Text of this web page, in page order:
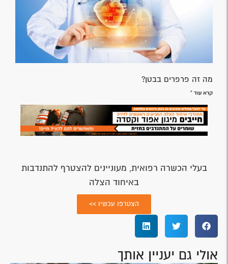
מה זה פרפרים בבטן?
קרא עוד »
בעלי הכשרה רפואית, מעוניינים להצטרף להתנדבות
באיחוד הצלה
הצטרפו עכשיו >>
אולי גם יעניין אותך